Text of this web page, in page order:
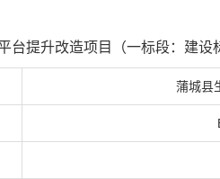
台提升改造项目（一标段：建设
蒲城县